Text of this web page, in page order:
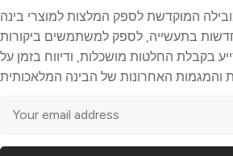
המוקדשת לספק המלצות למוצרי בינה
בתעשייה, לספק למשתמשים ביקורות
בקבלת החלטות מושכלות, ודיווח בזמן על